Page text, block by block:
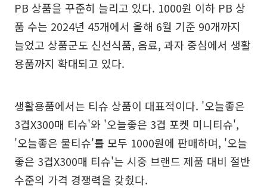
PB 상품을 꾸준히 늘리고 있다. 1000원 이하 PB 상
품 수는 2024년 45개에서 올해 6월 기준 90개까지
늘었고 상품군도 신선식품, 음료, 과자 중심에서 생활
용품까지 확대되고 있다.
생활용품에서는 티슈 상품이 대표적이다. '오늘좋은
3겹X300매 티슈'와 '오늘좋은 3겹 포켓 미니티슈',
'오늘좋은 물티슈'를 모두 1000원에 판매하며, '오늘
좋은 3겹X300매 티슈'는 시중 브랜드 제품 대비 절반
수준의 가격 경쟁력을 갖췄다.